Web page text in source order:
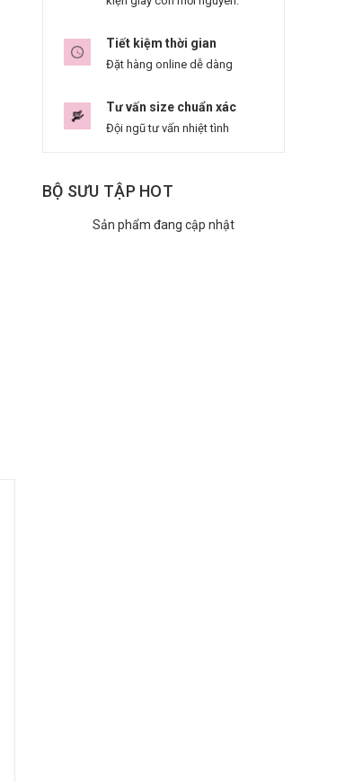
Tiết kiệm thời gian
Đặt hàng online dễ dàng
Tư vấn size chuẩn xác
Đội ngũ tư vấn nhiệt tình
BỘ SƯU TẬP HOT
Sản phẩm đang cập nhật